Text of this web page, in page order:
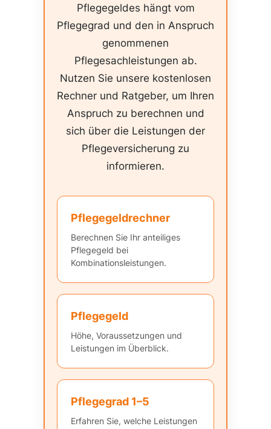
Pflegegeldes hängt vom
Pflegegrad und den in Anspruch
genommenen
Pflegesachleistungen ab.
Nutzen Sie unsere kostenlosen
Rechner und Ratgeber, um Ihren
Anspruch zu berechnen und
sich über die Leistungen der
Pflegeversicherung zu
informieren.
Pflegegeldrechner
Berechnen Sie Ihr anteiliges
Pflegegeld bei
Kombinationsleistungen.
Pflegegeld
Höhe, Voraussetzungen und
Leistungen im Überblick.
Pflegegrad 1–5
Erfahren Sie, welche Leistungen